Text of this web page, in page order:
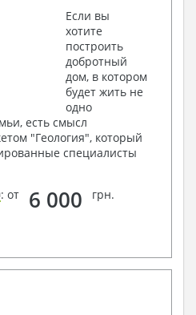
Если вы
хотите
построить
добротный
дом, в котором
будет жить не
одно
есть смысл
"Геология", который
специалисты
: от 6 000 грн.